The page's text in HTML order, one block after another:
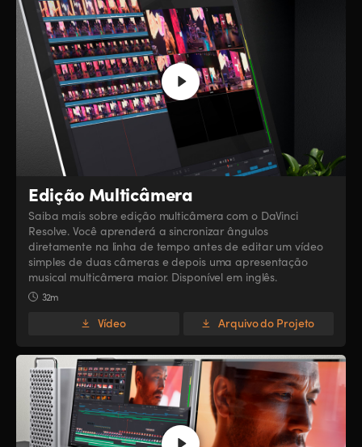
Edição Multicâmera
Saiba mais sobre edição multicâmera com o DaVinci
Resolve. Você aprenderá a sincronizar ângulos
diretamente na linha de tempo antes de editar um vídeo
simples de duas câmeras e depois uma apresentação
musical multicâmera maior. Disponível em inglês.
32m
Vídeo Arquivo do Projeto